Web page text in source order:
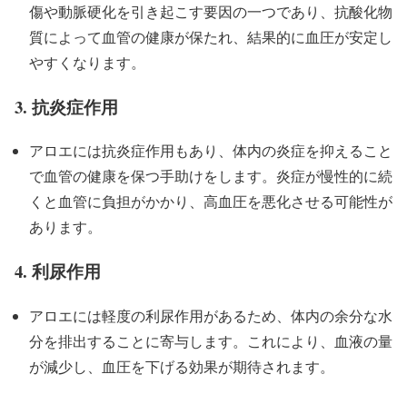
傷や動脈硬化を引き起こす要因の一つであり、抗酸化物
質によって血管の健康が保たれ、結果的に血圧が安定し
やすくなります。
3. 抗炎症作用
アロエには抗炎症作用もあり、体内の炎症を抑えること
で血管の健康を保つ手助けをします。炎症が慢性的に続
くと血管に負担がかかり、高血圧を悪化させる可能性が
あります。
4. 利尿作用
アロエには軽度の利尿作用があるため、体内の余分な水
分を排出することに寄与します。これにより、血液の量
が減少し、血圧を下げる効果が期待されます。